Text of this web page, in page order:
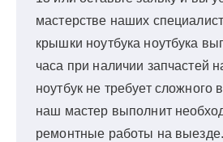
мастерстве наших
крышки ноутбука ноутбука
часа при наличии запчастей
ноутбук не требует сложного
наш мастер выполнит
ремонтные работы на выезде.